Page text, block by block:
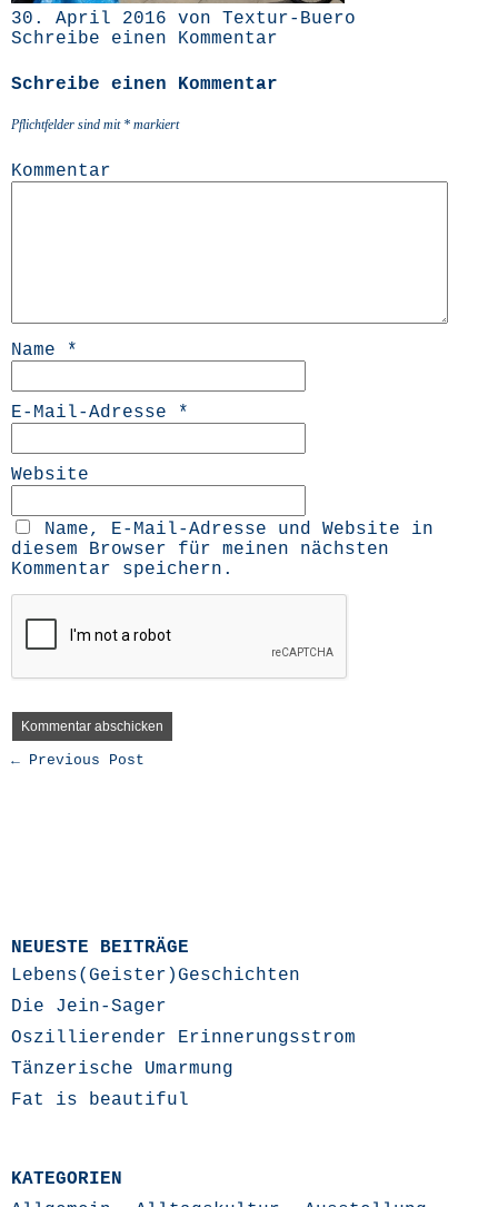
30. April 2016 von Textur-Buero
Schreibe einen Kommentar
Schreibe einen Kommentar
Pflichtfelder sind mit * markiert
Kommentar
Name *
E-Mail-Adresse *
Website
Name, E-Mail-Adresse und Website in
diesem Browser für meinen nächsten
Kommentar speichern.
← Previous Post
NEUESTE BEITRÄGE
Lebens(Geister)Geschichten
Die Jein-Sager
Oszillierender Erinnerungsstrom
Tänzerische Umarmung
Fat is beautiful
KATEGORIEN